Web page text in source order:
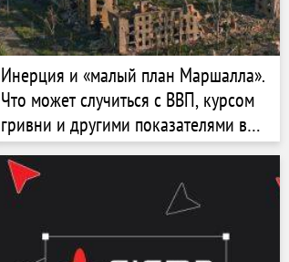
Инерция и «малый план Маршалла».
Что может случиться с ВВП, курсом
гривни и другими показателями в
первый год мира (когда он
наступит)? Два сценария